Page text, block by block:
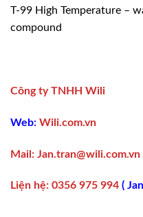
T-99 High Temperature –
compound
Công ty TNHH Wili
Web: Wili.com.vn
Mail: Jan.tran@wili.com.vn
Liện hệ: 0356 975 994 (